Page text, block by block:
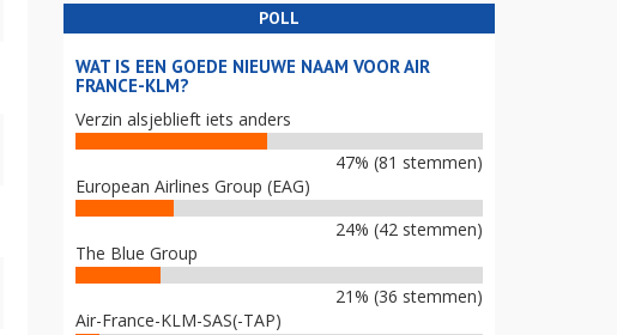
POLL
WAT IS EEN GOEDE NIEUWE NAAM VOOR AIR
FRANCE-KLM?
Verzin alsjeblieft iets anders
47% (81 stemmen)
European Airlines Group (EAG)
24% (42 stemmen)
The Blue Group
21% (36 stemmen)
Air-France-KLM-SAS(-TAP)